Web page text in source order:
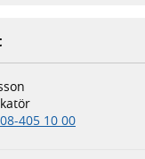
08-405 10 00